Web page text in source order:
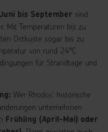
Juni bis September sind
Mit Temperaturen bis zu
Ostküste sogar bis zu
von rund 24°C
für Strandtage und
Wer Rhodos' historische
unternehmen
Frühling (April-Mai) oder